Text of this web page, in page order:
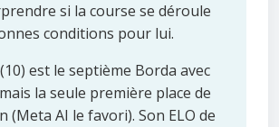
si la course se déroule
conditions pour lui.
est le septième Borda avec
la seule première place de
(Meta AI le favori). Son ELO de